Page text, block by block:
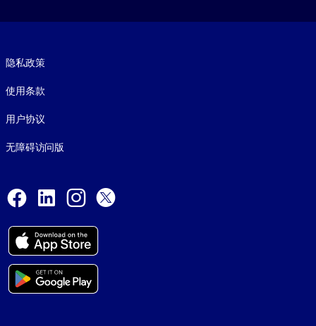
隐私政策
使用条款
用户协议
无障碍访问版
Facebook
LinkedInInstagram